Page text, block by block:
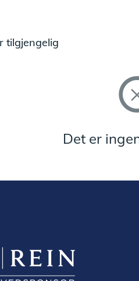
tilgjengelig
Det er